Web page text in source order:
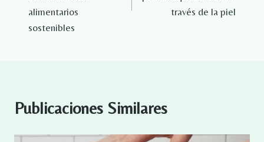
alimentarios
sostenibles
través de la piel
Publicaciones Similares